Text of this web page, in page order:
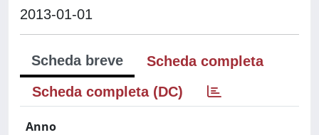
2013-01-01
Scheda breve
Scheda completa
Scheda completa (DC)
Anno